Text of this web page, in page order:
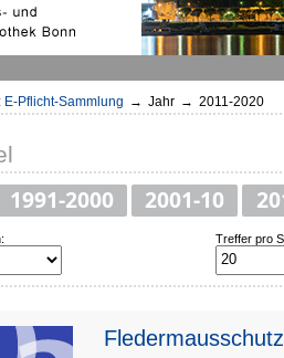
E-Pflicht-Sammlung → Jahr → 2011-2020
1991-2000 2001-10
Treffer pro